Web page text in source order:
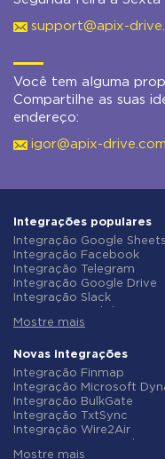
support@apix-
Você tem alguma
Compartilhe as suas
endereço:
igor@apix-drive.com
Integrações populares
Integração Google Sheets
Integração Facebook
Integração Telegram
Integração Google Drive
Integração Slack
Integração Gmail
Integração ClickUp
Integração Airtable
Integração Google
Integração OpenAI
Integração Instagram
Integração
Integração Typeform
Integração Salesforce
Mostre mais
Novas integrações
Integração Finmap
Integração Microsoft
Integração BulkGate
Integração TxtSync
Integração Wire2Air
Mostre mais